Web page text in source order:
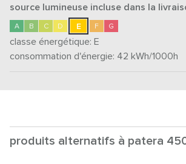
source lumineuse incluse dans la
A B C D E F G
classe énergétique: E
consommation d'énergie: 42 kWh/1000h
produits alternatifs à patera